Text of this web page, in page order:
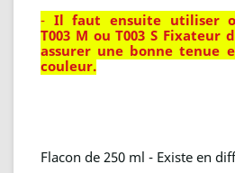
- Il faut ensuite utiliser
T003 M ou T003 S Fixateur
assurer une bonne tenue
couleur.
Flacon de 250 ml - Existe en